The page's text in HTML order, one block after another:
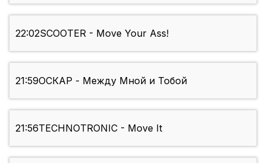
22:02SCOOTER - Move Your Ass!
21:59ОСКАР - Между Мной и Тобой
21:56TECHNOTRONIC - Move It